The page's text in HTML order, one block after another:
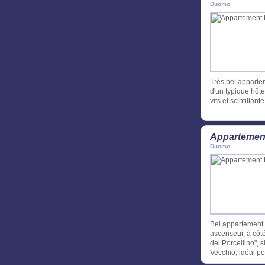
Duomo
Très bel
d'un typique
vifs et
Duomo
Bel
ascenseur, à
del Porcellino",
Vecchio, idéal